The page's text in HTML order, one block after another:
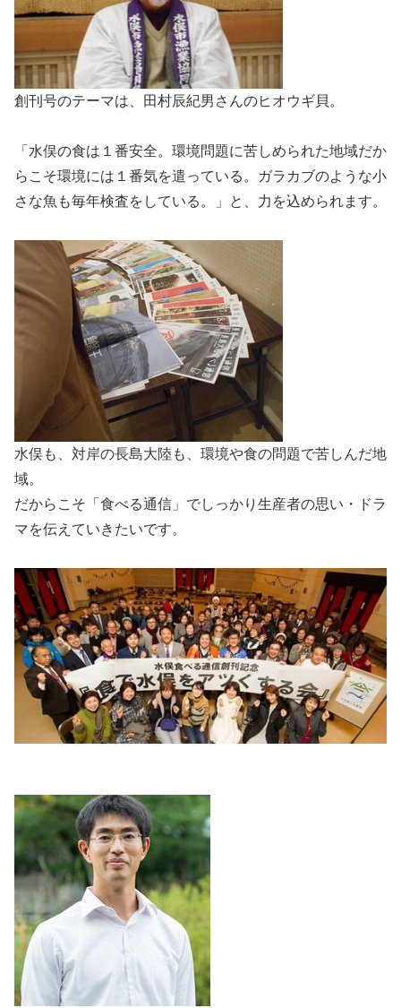
創刊号のテーマは、田村辰紀男さんのヒオウギ貝。
「水俣の食は１番安全。環境問題に苦しめられた地域だか
らこそ環境には１番気を遣っている。ガラカブのような小
さな魚も毎年検査をしている。」と、力を込められます。
水俣も、対岸の長島大陸も、環境や食の問題で苦しんだ地
域。
だからこそ「食べる通信」でしっかり生産者の思い・ドラ
マを伝えていきたいです。